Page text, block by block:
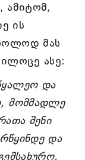
ამიტომ,
ის
მას
ილოცე ასე:
და
მომმადლე
შენი
და